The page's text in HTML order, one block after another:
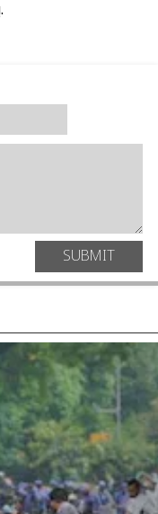
SUBMIT